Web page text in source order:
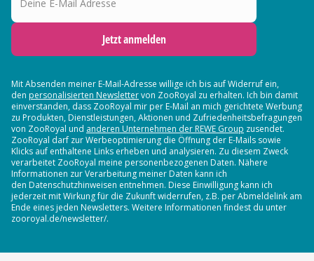
Jetzt anmelden
Mit Absenden meiner E-Mail-Adresse willige ich bis auf Widerruf ein,
den personalisierten Newslettervon ZooRoyal zu erhalten. Ich bin damit
einverstanden, dass ZooRoyal mir per E-Mail an mich gerichtete Werbung
zu Produkten, Dienstleistungen, Aktionen und Zufriedenheitsbefragungen
von ZooRoyal und anderen Unternehmen der REWE Group zusendet.
ZooRoyal darf zur Werbeoptimierung die Öffnung der E-Mails sowie
Klicks auf enthaltene Links erheben und analysieren. Zu diesem Zweck
verarbeitet ZooRoyal meine personenbezogenen Daten. Nähere
Informationen zur Verarbeitung meiner Daten kann ich
den Datenschutzhinweisen entnehmen. Diese Einwilligung kann ich
jederzeit mit Wirkung für die Zukunft widerrufen, z.B. per Abmeldelink am
Ende eines jeden Newsletters. Weitere Informationen findest du unter
zooroyal.de/newsletter/.